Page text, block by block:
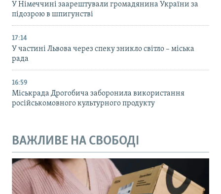
У Німеччині заарештували громадянина України за
підозрою в шпигунстві
17:14
У частині Львова через спеку зникло світло – міська
рада
16:59
Міськрада Дрогобича заборонила використання
російськомовного культурного продукту
ВАЖЛИВЕ НА СВОБОДІ